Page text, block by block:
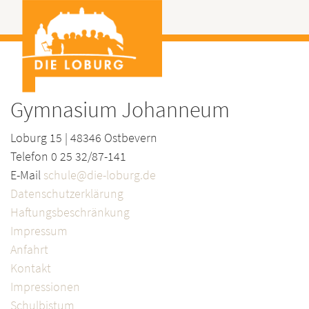
Gymnasium Johanneum
Loburg 15 | 48346 Ostbevern
Telefon 0 25 32/87-141
E-Mail schule@die-loburg.de
Datenschutzerklärung
Haftungsbeschränkung
Impressum
Anfahrt
Kontakt
Impressionen
Schulbistum